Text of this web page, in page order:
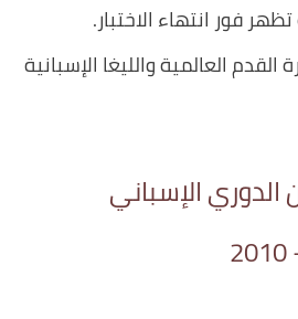
فور انتهاء الاختبار.
العالمية والليغا الإسبانية
الدوري الإسباني